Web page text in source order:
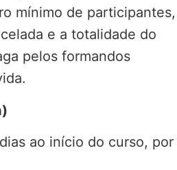
mínimo de participantes,
e a totalidade do
pelos formandos
ao início do curso, por